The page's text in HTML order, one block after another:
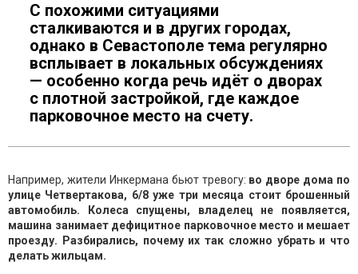
С похожими ситуациями
сталкиваются и в других городах,
однако в Севастополе тема регулярно
всплывает в локальных обсуждениях
— особенно когда речь идёт о дворах
с плотной застройкой, где каждое
парковочное место на счету.
Например, жители Инкермана бьют тревогу: во дворе дома по
улице Четвертакова, 6/8 уже три месяца стоит брошенный
автомобиль. Колеса спущены, владелец не появляется,
машина занимает дефицитное парковочное место и мешает
проезду. Разбирались, почему их так сложно убрать и что
делать жильцам.